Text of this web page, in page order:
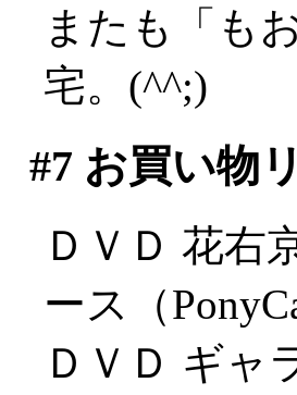
またも「も
宅。(^^;)
#7 お買い物
ＤＶＤ 花右
ース（
ＤＶＤ ギャ